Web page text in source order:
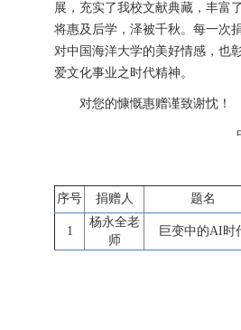
展，充实了我校文献典藏，丰富
将惠及后学，泽被千秋。每一次
对中国海洋大学的美好情感，也
爱文化事业之时代精神。
对您的慷慨惠赠谨致谢忱！
序号 捐赠人 题名
1
杨永全老
师
巨变中的AI时